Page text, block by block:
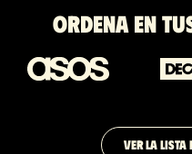
Ordena en
VER LA LISTA